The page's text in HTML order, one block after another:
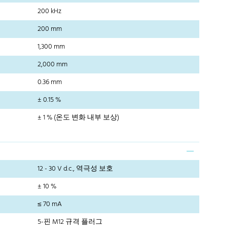
200 kHz
200 mm
1,300 mm
2,000 mm
0.36 mm
± 0.15 %
± 1 % (온도 변화 내부 보상)
12 - 30 V d.c., 역극성 보호
± 10 %
≤ 70 mA
5-핀 M12 규격 플러그